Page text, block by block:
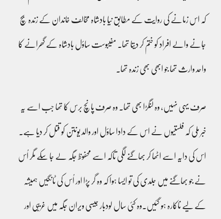
کہ اس زمانے کی روایت کے مطابق نیا بادشاہ مخالف خاندان کے زندہ بچ
جانے والے افراد کو ختم کر دیتا تھا۔ مفیبوست ساؤل بادشاہ کے گھرانے کا
واحد وارث تھا جو ابھی بھی زندہ تھا۔
صرف یہی نہیں، وہ لنگڑا بھی تھا۔ وہ صرف پانچ برس کا تھا جب اسے یہ
خبر ملی کہ فلستیوں نے اس کے دادا ساؤل اور والد یونتن کو قتل کر دیا ہے۔
اس کی دایہ اسے اٹھا کر بھاگنے لگی تاکہ اسے محفوظ جگہ لے جا سکے مگر اُس
نے جو بھاگنے میں جلدی کی تو ایسا ہوا کہ وہ گر پڑا اور اُس کی ٹانگیں ہمیشہ
کے لیے ناکارہ ہو گئیں۔وہ کئی سال لودبار جیسی ویران جگہ میں غریبی اور